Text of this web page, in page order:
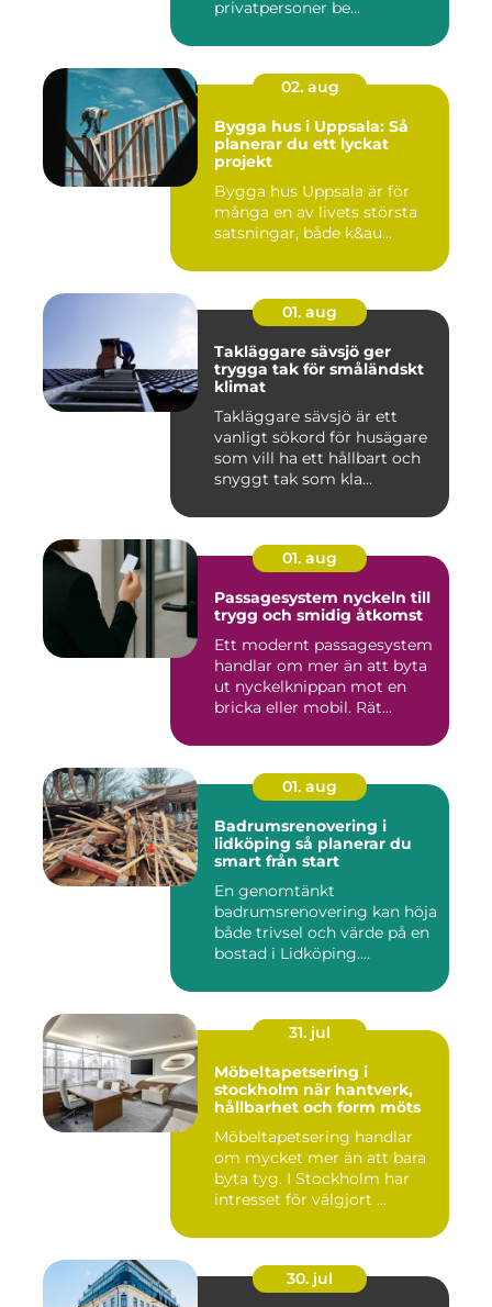
privatpersoner be...
02. aug
Bygga hus i Uppsala: Så
planerar du ett lyckat
projekt
Bygga hus Uppsala är för
många en av livets största
satsningar, både k&au...
01. aug
Takläggare sävsjö ger
trygga tak för småländskt
klimat
Takläggare sävsjö är ett
vanligt sökord för husägare
som vill ha ett hållbart och
snyggt tak som kla...
01. aug
Passagesystem nyckeln till
trygg och smidig åtkomst
Ett modernt passagesystem
handlar om mer än att byta
ut nyckelknippan mot en
bricka eller mobil. Rät...
01. aug
Badrumsrenovering i
lidköping så planerar du
smart från start
En genomtänkt
badrumsrenovering kan höja
både trivsel och värde på en
bostad i Lidköping.
31. jul
Möbeltapetsering i
stockholm när hantverk,
hållbarhet och form möts
Möbeltapetsering handlar
om mycket mer än att bara
byta tyg. I Stockholm har
intresset för välgjort ...
30. jul